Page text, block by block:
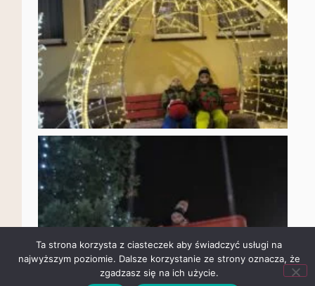
Ta strona korzysta z ciasteczek aby świadczyć usługi na
najwyższym poziomie. Dalsze korzystanie ze strony oznacza,
że zgadzasz się na ich użycie.
Zgoda
Polityka prywatności